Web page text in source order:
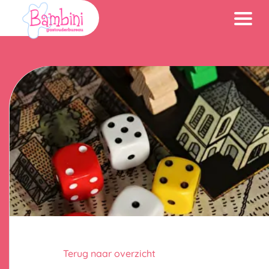
Terug naar overzicht